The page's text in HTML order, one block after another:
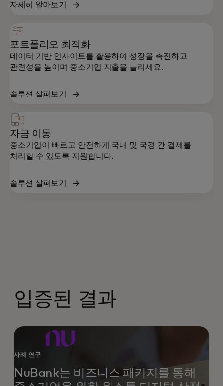
자세히 알아보기
포트폴리오 최적화
데이터 기반 인사이트를 활용하여 성장을 촉진하고
관련성을 높이며 중소기업 지출을 늘리세요.
솔루션 살펴보기
자금 이동
중소기업이 빠르고 안전하게 국내 및 국경 간 결제를
처리할 수 있도록 지원합니다.
솔루션 살펴보기
입증된 결과
사례 연구
NuBank는 비즈니스 패키지를 통해